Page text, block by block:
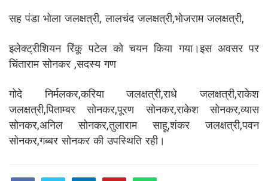
सह पंडा भोला जलक्षत्री, लालचंद जलक्षत्री,भोजराम जलक्षत्री,
इलेक्ट्रीशियन रिंकू पटेल को चयन किया गया।इस अवसर पर
चिंताराम सोनकर ,सदस्य गण
गोदे निर्मलकर,करिया जलक्षत्री,राधे जलक्षत्री,राकेश
जलक्षत्री,पिताम्बर सोनकर,पूरण सोनकर,राकेश सोनकर,व्यास
सोनकर,अनिल सोनकर,तुलाराम साहू,शंकर जलक्षत्री,पवन
सोनकर,गब्बर सोनकर की उपस्थिति रही।